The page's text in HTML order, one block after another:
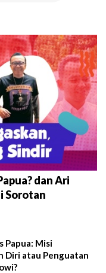
dan Ari
Sorotan
Papua: Misi
Diri atau Penguatan